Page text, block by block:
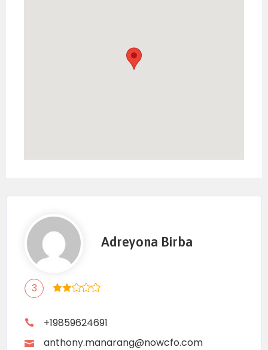
Adreyona Birba
3
+19859624691
anthony.manarang@nowcfo.com